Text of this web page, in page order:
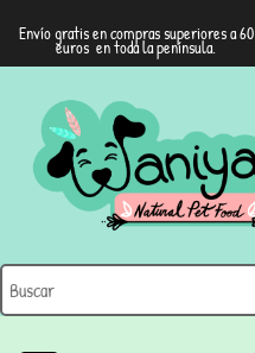
Envío gratis en compras superiores a 60
euros en toda la península.